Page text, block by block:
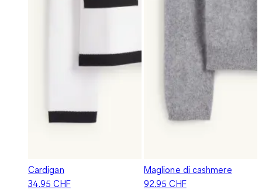
Cardigan
34.95 CHF
Maglione di cashmere
92.95 CHF